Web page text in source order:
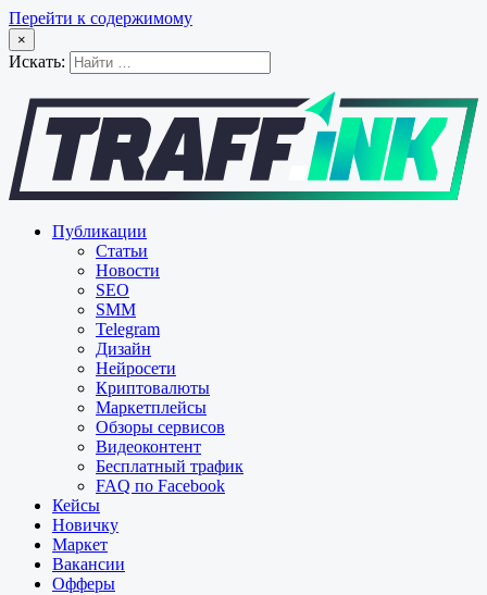
Перейти к содержимому
×
Искать:
Публикации
Статьи
Новости
SEO
SMM
Telegram
Дизайн
Нейросети
Криптовалюты
Маркетплейсы
Обзоры сервисов
Видеоконтент
Бесплатный трафик
FAQ по Facebook
Кейсы
Новичку
Маркет
Вакансии
Офферы